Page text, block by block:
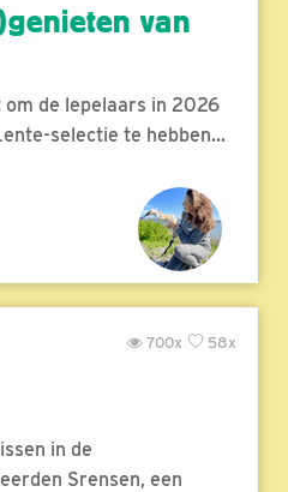
van
om de lepelaars in 2026
selectie te hebben...
58x
700x
in de
Srensen, een